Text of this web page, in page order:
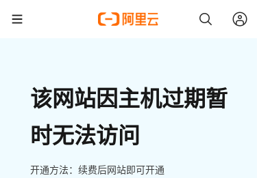
该网站因主机过期暂
时无法访问
开通方法：续费后网站即可开通